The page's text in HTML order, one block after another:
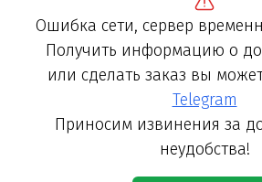
Ошибка сети, сервер
Получить информацию о
или сделать заказ вы
Telegram
Приносим извинения за
неудобства!